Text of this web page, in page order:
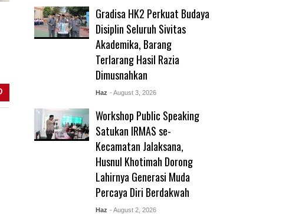
Gradisa HK2 Perkuat Budaya
Disiplin Seluruh Sivitas
Akademika, Barang
Terlarang Hasil Razia
Dimusnahkan
Haz - August 3, 2026
Workshop Public Speaking
Satukan IRMAS se-
Kecamatan Jalaksana,
Husnul Khotimah Dorong
Lahirnya Generasi Muda
Percaya Diri Berdakwah
Haz - August 2, 2026